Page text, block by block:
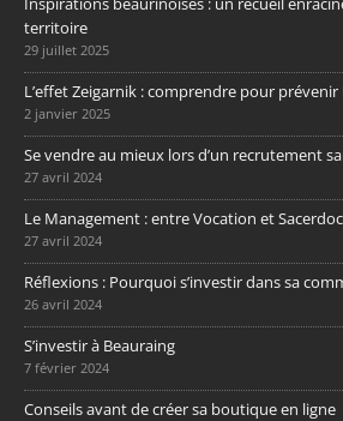
territoire
29 juillet 2025
L’effet Zeigarnik : comprendre pour
2 janvier 2025
Se vendre au mieux lors d’un recrutement
27 avril 2024
Le Management : entre Vocation et
27 avril 2024
Réflexions : Pourquoi s’investir dans sa
26 avril 2024
S’investir à Beauraing
7 février 2024
Conseils avant de créer sa boutique en ligne